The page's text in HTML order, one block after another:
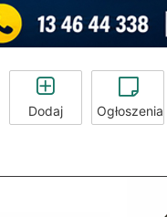
Dodaj Ogłoszenia